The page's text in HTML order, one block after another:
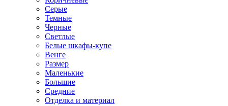
Серые
Темные
Черные
Светлые
Белые шкафы-купе
Венге
Размер
Маленькие
Большие
Средние
Отделка и материал